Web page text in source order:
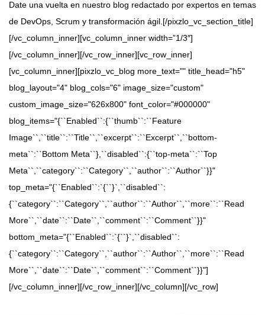
Date una vuelta en nuestro blog redactado por expertos en temas
de DevOps, Scrum y transformación ágil.[/pixzlo_vc_section_title]
[/vc_column_inner][vc_column_inner width=”1/3″]
[/vc_column_inner][/vc_row_inner][vc_row_inner]
[vc_column_inner][pixzlo_vc_blog more_text="" title_head="h5"
blog_layout="4" blog_cols="6" image_size="custom"
custom_image_size="626x800" font_color="#000000"
blog_items="{``Enabled``:{``thumb``:``Feature
Image``,``title``:``Title``,``excerpt``:``Excerpt``,``bottom-
meta``:``Bottom Meta``},``disabled``:{``top-meta``:``Top
Meta``,``category``:``Category``,``author``:``Author``}}"
top_meta="{``Enabled``:`{``}`,``disabled``:
{``category``:``Category``,``author``:``Author``,``more``:``Read
More``,``date``:``Date``,``comment``:``Comment``}}"
bottom_meta="{``Enabled``:`{``}`,``disabled``:
{``category``:``Category``,``author``:``Author``,``more``:``Read
More``,``date``:``Date``,``comment``:``Comment``}}"]
[/vc_column_inner][/vc_row_inner][/vc_column][/vc_row]